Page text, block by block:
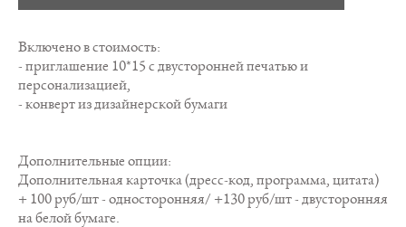
Включено в стоимость:
- приглашение 10*15 с двусторонней печатью и
персонализацией,
- конверт из дизайнерской бумаги
Дополнительные опции:
Дополнительная карточка (дресс-код, программа, цитата)
+ 100 руб/шт - односторонняя/ +130 руб/шт - двусторонняя
на белой бумаге.